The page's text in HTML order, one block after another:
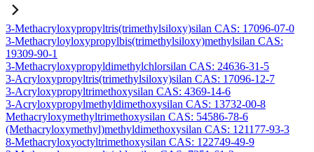
3-Methacryloxypropyltris(trimethylsiloxy)silan CAS: 17096-07-0
3-Methacryloyloxypropylbis(trimethylsiloxy)methylsilan CAS:
19309-90-1
3-Methacryloxypropyldimethylchlorsilan CAS: 24636-31-5
3-Acryloxypropyltris(trimethylsiloxy)silan CAS: 17096-12-7
3-Acryloxypropyltrimethoxysilan CAS: 4369-14-6
3-Acryloxypropylmethyldimethoxysilan CAS: 13732-00-8
Methacryloxymethyltrimethoxysilan CAS: 54586-78-6
(Methacryloxymethyl)methyldimethoxysilan CAS: 121177-93-3
8-Methacryloxyoctyltrimethoxysilan CAS: 122749-49-9